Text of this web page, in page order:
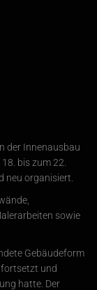
der Innenausbau
bis zum 22.
neu organisiert.
sowie
Gebäudeform
fortsetzt und
hatte. Der